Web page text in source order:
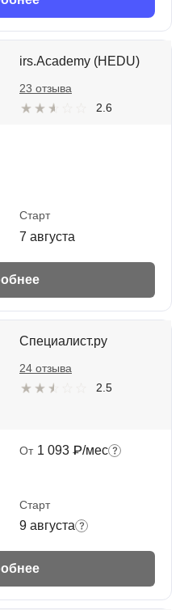
irs.Academy (HEDU)
2.6
23 отзыва
Старт
7 августа
Специалист.ру
2.5
24 отзыва
От 1 093 ₽/мес
Старт
9 августа